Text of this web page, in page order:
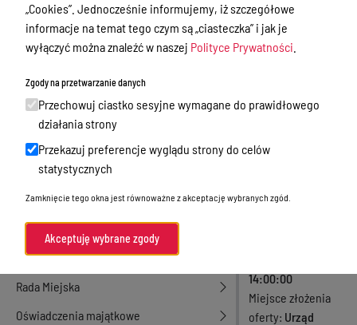
Urząd Stanu Cywilnego
Ewidencja ludności, dowody osobiste,
działalność gospodarcza
Przetargi
Ogłoszenia
Petycje
Nabór
Dyżury Aptek w Powiecie Ostródzkim
Komunikacja publiczna
Nieodpłatna pomoc prawna
Rada Miejska
Oświadczenia majątkowe
na agenta
emisji obligacji
Numer zamówienia
Status
Tryb zamówienia
14:00:00
Miejsce złożenia
oferty Urząd
„Cookies”. Jednocześnie informujemy, iż szczegółowe
informacje na temat tego czym są „ciasteczka” i jak je
wyłączyć można znaleźć w naszej Polityce Prywatności
Zgody na przetwarzanie danych
Przechowuj ciastko sesyjne wymagane do prawidłowego
działania strony
Przekazuj preferencje wyglądu strony do celów
statystycznych
Zamknięcie tego okna jest równoważne z akceptację wybranych zgód.
Akceptuję wybrane zgody